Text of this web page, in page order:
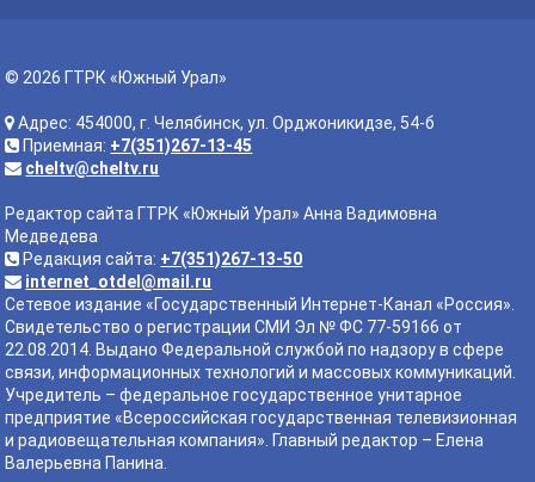
© 2026 ГТРК «Южный Урал»
Адрес: 454000, г. Челябинск, ул. Орджоникидзе, 54-б
Приемная: +7(351)267-13-45
cheltv@cheltv.ru
Редактор сайта ГТРК «Южный Урал» Анна Вадимовна
Медведева
Редакция сайта: +7(351)267-13-50
internet_otdel@mail.ru
Сетевое издание «Государственный Интернет-Канал «Россия».
Свидетельство о регистрации СМИ Эл № ФС 77-59166 от
22.08.2014. Выдано Федеральной службой по надзору в сфере
связи, информационных технологий и массовых коммуникаций.
Учредитель – федеральное государственное унитарное
предприятие «Всероссийская государственная телевизионная
и радиовещательная компания». Главный редактор – Елена
Валерьевна Панина.